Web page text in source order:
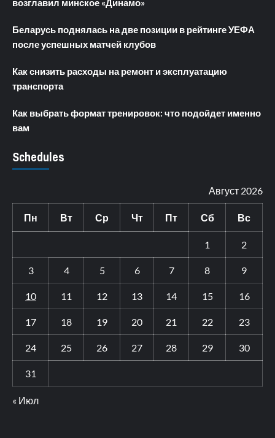
возглавил минское «Динамо»
Беларусь поднялась на две позиции в рейтинге УЕФА
после успешных матчей клубов
Как снизить расходы на ремонт и эксплуатацию
транспорта
Как выбрать формат тренировок: что подойдет именно
вам
Schedules
Август 2026
Пн Вт Ср Чт Пт Сб Вс
1 2
3 4 5 6 7 8 9
10 11 12 13 14 15 16
17 18 19 20 21 22 23
24 25 26 27 28 29 30
31
« Июл